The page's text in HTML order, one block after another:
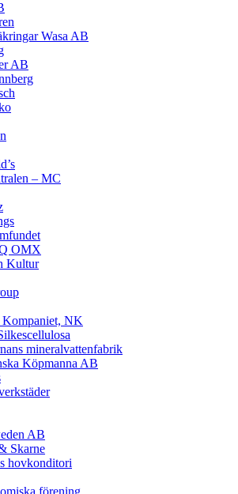
Wasa AB
AB
– MC
OMX
Kultur
NK
mineralvattenfabrik
Köpmanna AB
AB
Skarne
hovkonditori
förening